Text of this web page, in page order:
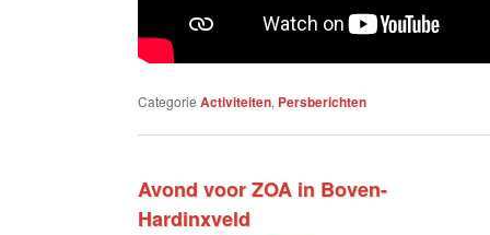
Categorie Activiteiten, Persberichten
Avond voor ZOA in Boven-
Hardinxveld